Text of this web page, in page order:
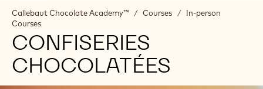
Callebaut Chocolate Academy™ / Courses /
In-person
Courses
CONFISERIES
CHOCOLATÉES